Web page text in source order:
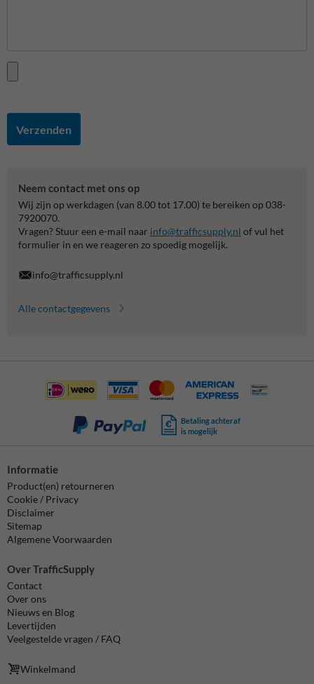
Verzenden
Neem contact met ons op
Wij zijn op werkdagen (van 8.00 tot 17.00) te bereiken op 038-
7920070.
Vragen? Stuur een e-mail naar info@trafficsupply.nl of vul het
formulier in en we reageren zo spoedig mogelijk.
info@trafficsupply.nl
Alle contactgegevens
Betaling achteraf
is mogelijk
Informatie
Product(en) retourneren
Cookie / Privacy
Disclaimer
Sitemap
Algemene Voorwaarden
Over TrafficSupply
Contact
Over ons
Nieuws en Blog
Levertijden
Veelgestelde vragen / FAQ
Winkelmand